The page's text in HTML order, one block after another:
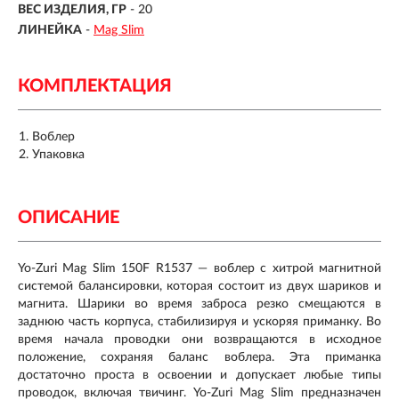
ВЕС ИЗДЕЛИЯ, ГР - 20
ЛИНЕЙКА - Mag Slim
КОМПЛЕКТАЦИЯ
Воблер
Упаковка
ОПИСАНИЕ
Yo-Zuri Mag Slim 150F R1537 — воблер с хитрой магнитной
системой балансировки, которая состоит из двух шариков и
магнита. Шарики во время заброса резко смещаются в
заднюю часть корпуса, стабилизируя и ускоряя приманку. Во
время начала проводки они возвращаются в исходное
положение, сохраняя баланс воблера. Эта приманка
достаточно проста в освоении и допускает любые типы
проводок, включая твичинг. Yo-Zuri Mag Slim предназначен